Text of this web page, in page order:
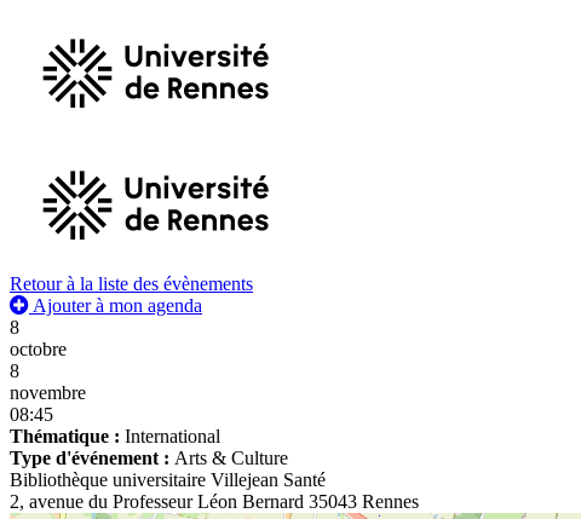
Retour à la liste des évènements
Ajouter à mon agenda
8
octobre
8
novembre
08:45
Thématique : International
Type d'événement : Arts & Culture
Bibliothèque universitaire Villejean Santé
2, avenue du Professeur Léon Bernard 35043 Rennes